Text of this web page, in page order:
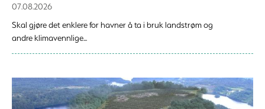
07.08.2026
Skal gjøre det enklere for havner å ta i bruk landstrøm og
andre klimavennlige...